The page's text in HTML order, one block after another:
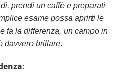
prendi un caffè e preparati
esame possa aprirti le
fa la differenza, un campo in
davvero brillare.